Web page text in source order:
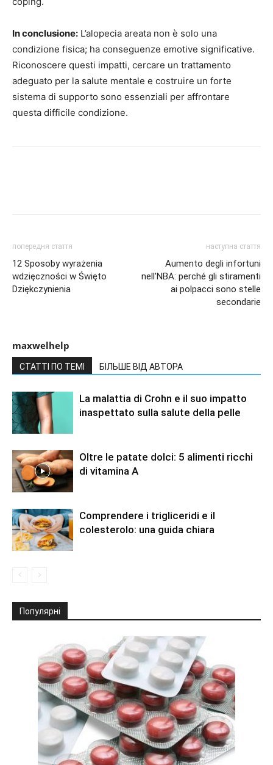
In conclusione: L’alopecia areata non è solo una
condizione fisica; ha conseguenze emotive significative.
Riconoscere questi impatti, cercare un trattamento
adeguato per la salute mentale e costruire un forte
sistema di supporto sono essenziali per affrontare
questa difficile condizione.
попередня стаття
12 Sposoby wyrażenia
wdzięczności w Święto
Dziękczynienia
наступна стаття
Aumento degli infortuni
nell’NBA: perché gli stiramenti
ai polpacci sono stelle
secondarie
maxwelhelp
СТАТТІ ПО ТЕМІ БІЛЬШЕ ВІД АВТОРА
La malattia di Crohn e il suo impatto
inaspettato sulla salute della pelle
Oltre le patate dolci: 5 alimenti ricchi
di vitamina A
Comprendere i trigliceridi e il
colesterolo: una guida chiara
Популярні